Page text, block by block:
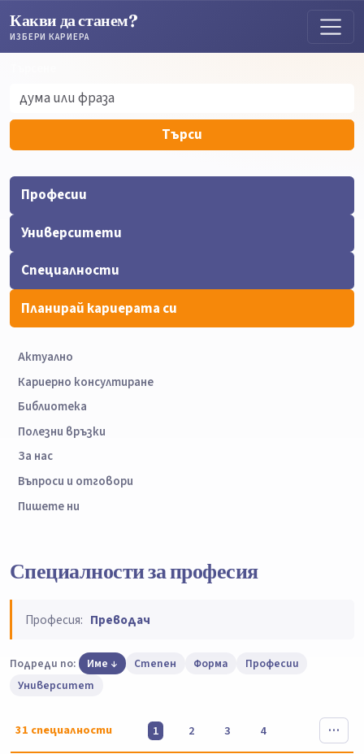
Какви да станем?
ИЗБЕРИ КАРИЕРА
Търси
Професии
Университети
Специалности
Планирай кариерата си
Актуално
Кариерно консултиране
Библиотека
Полезни връзки
За нас
Въпроси и отговори
Пишете ни
Специалности за професия
Професия: Преводач
Подреди по: Име Степен Форма
Професии
Университет
31 специалности 1 2 3 4